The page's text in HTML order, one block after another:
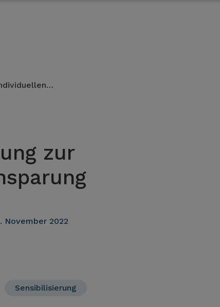
zur
November 2022
Sensibilisierung